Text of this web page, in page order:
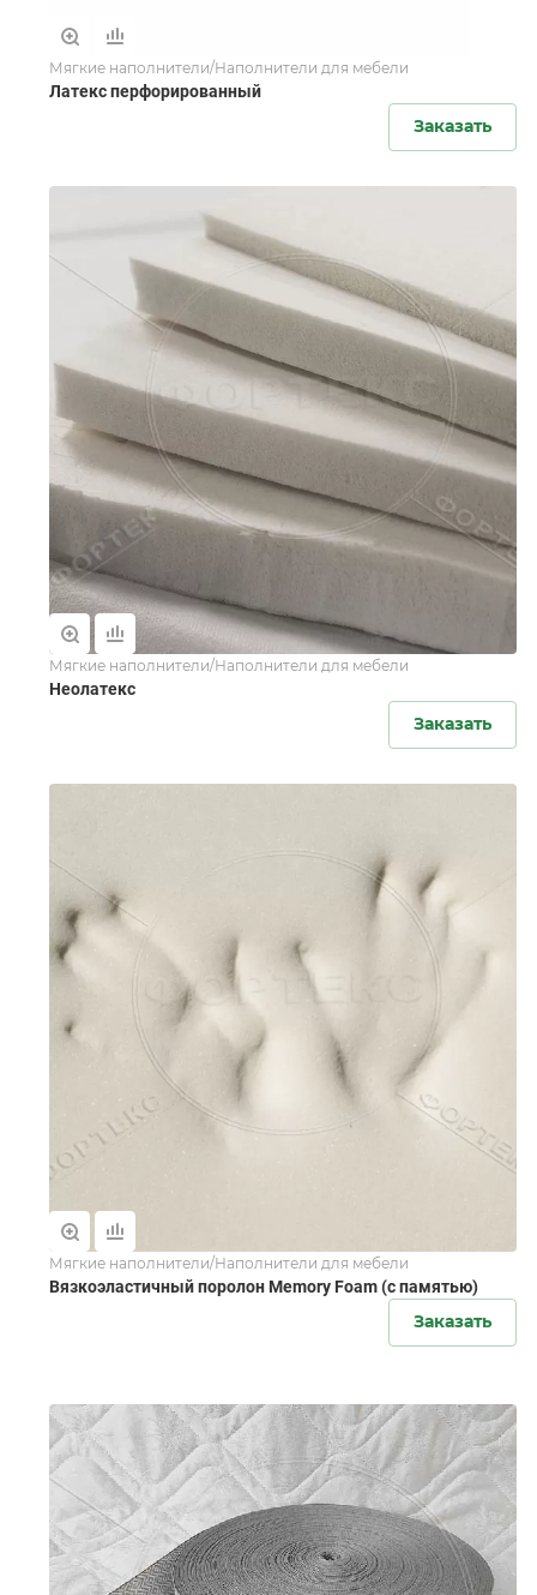
Мягкие наполнители/Наполнители для мебели
Латекс перфорированный
Заказать
Мягкие наполнители/Наполнители для мебели
Неолатекс
Заказать
Мягкие наполнители/Наполнители для мебели
Вязкоэластичный поролон Memory Foam (с памятью)
Заказать